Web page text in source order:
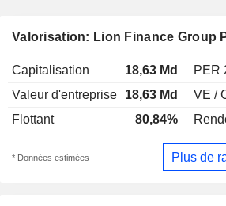
Valorisation: Lion Finance Group
Capitalisation 18,63 Md PER
Valeur d'entreprise
18,63 Md VE /
Flottant
80,84%
* Données estimées Plus de